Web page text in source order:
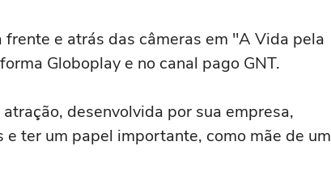
e atrás das câmeras em "A Vida pela
Globoplay e no canal pago GNT.
desenvolvida por sua empresa,
ter um papel importante, como mãe de um